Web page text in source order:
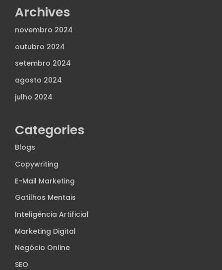
Archives
novembro 2024
outubro 2024
setembro 2024
agosto 2024
julho 2024
Categories
Blogs
Copywriting
E-Mail Marketing
Gatilhos Mentais
Inteligência Artificial
Marketing Digital
Negócio Online
SEO